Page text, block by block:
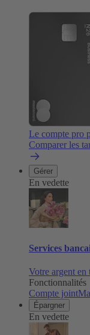
Le compte pro
Comparer les
Gérer
En vedette
Services
Votre argent
Fonctionnalités
Compte joint
Épargner
En vedette